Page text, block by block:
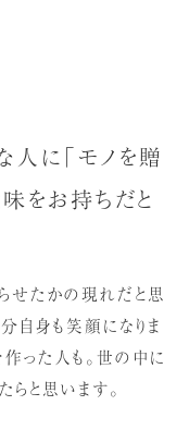
に「モノを贈
をお持ちだと
せたかの現れだと思
自身も笑顔になりま
作った人も。世の中に
と思います。